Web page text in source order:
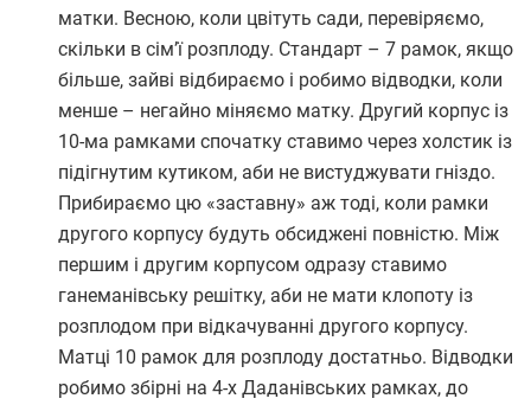
матки. Весною, коли цвітуть сади, перевіряємо,
скільки в сім’ї розплоду. Стандарт – 7 рамок, якщо
більше, зайві відбираємо і робимо відводки, коли
менше – негайно міняємо матку. Другий корпус із
10-ма рамками спочатку ставимо через холстик із
підігнутим кутиком, аби не вистуджувати гніздо.
Прибираємо цю «заставну» аж тоді, коли рамки
другого корпусу будуть обсиджені повністю. Між
першим і другим корпусом одразу ставимо
ганеманівську решітку, аби не мати клопоту із
розплодом при відкачуванні другого корпусу.
Матці 10 рамок для розплоду достатньо. Відводки
робимо збірні на 4-х Даданівських рамках, до